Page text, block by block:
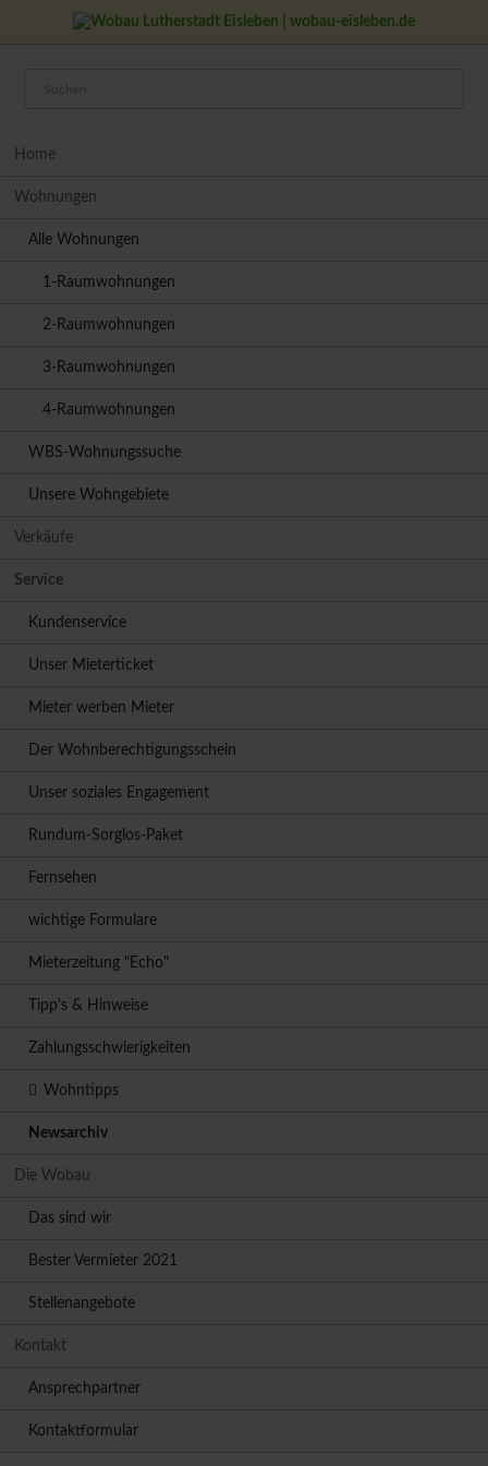
Home
Wohnungen
Alle Wohnungen
1-Raumwohnungen
2-Raumwohnungen
3-Raumwohnungen
4-Raumwohnungen
WBS-Wohnungssuche
Unsere Wohngebiete
Verkäufe
Service
Kundenservice
Unser Mieterticket
Mieter werben Mieter
Der Wohnberechtigungsschein
Unser soziales Engagement
Rundum-Sorglos-Paket
Fernsehen
wichtige Formulare
Mieterzeitung "Echo"
Tipp's & Hinweise
Zahlungsschwierigkeiten
Wohntipps
Newsarchiv
Die Wobau
Das sind wir
Bester Vermieter 2021
Stellenangebote
Kontakt
Ansprechpartner
Kontaktformular